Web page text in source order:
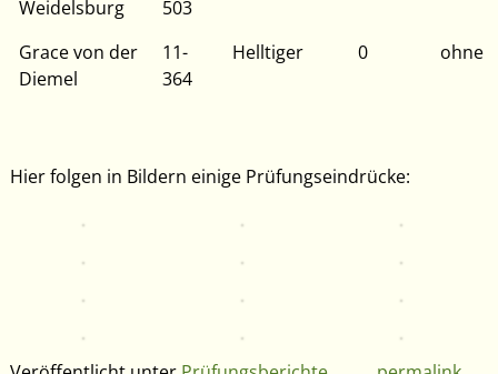
Weidelsburg
503
Grace von der
Diemel
11-
364
Helltiger 0 ohne
Hier folgen in Bildern einige Prüfungseindrücke: